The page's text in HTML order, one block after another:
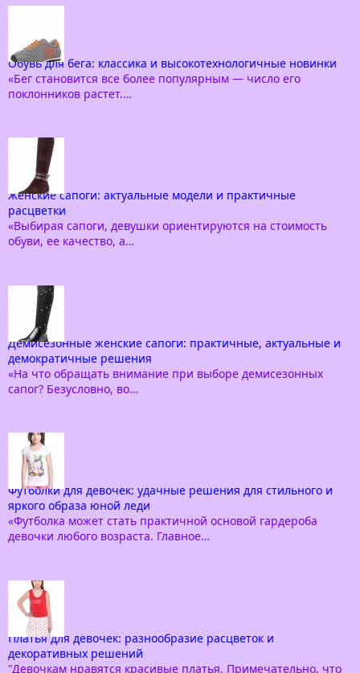
Обувь для бега: классика и высокотехнологичные новинки
«Бег становится все более популярным — число его
поклонников растет.…
Женские сапоги: актуальные модели и практичные
расцветки
«Выбирая сапоги, девушки ориентируются на стоимость
обуви, ее качество, а…
Демисезонные женские сапоги: практичные, актуальные и
демократичные решения
«На что обращать внимание при выборе демисезонных
сапог? Безусловно, во…
Футболки для девочек: удачные решения для стильного и
яркого образа юной леди
«Футболка может стать практичной основой гардероба
девочки любого возраста. Главное…
Платья для девочек: разнообразие расцветок и
декоративных решений
"Девочкам нравятся красивые платья. Примечательно, что